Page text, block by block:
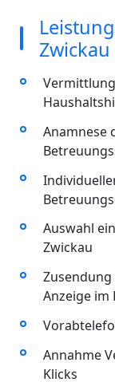
Zwickau
Anamnese
Auswahl
Zwickau
Anzeige
Annahme
Klicks